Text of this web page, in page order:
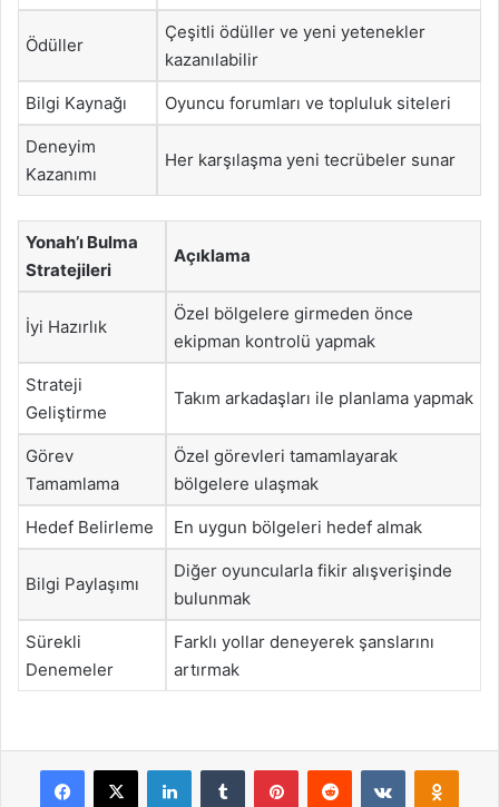
Ödüller
Çeşitli ödüller ve yeni yetenekler
kazanılabilir
Bilgi Kaynağı Oyuncu forumları ve topluluk siteleri
Deneyim
Kazanımı
Her karşılaşma yeni tecrübeler sunar
Yonah’ı Bulma
Stratejileri
Açıklama
İyi Hazırlık
Özel bölgelere girmeden önce
ekipman kontrolü yapmak
Strateji
Geliştirme
Takım arkadaşları ile planlama yapmak
Görev
Tamamlama
Özel görevleri tamamlayarak
bölgelere ulaşmak
Hedef Belirleme En uygun bölgeleri hedef almak
Bilgi Paylaşımı
Diğer oyuncularla fikir alışverişinde
bulunmak
Sürekli
Denemeler
Farklı yollar deneyerek şanslarını
artırmak
Facebook
X LinkedInTumblr PinterestReddit VKontakte